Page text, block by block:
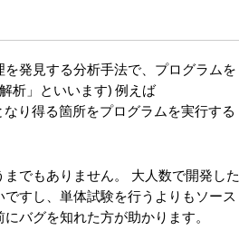
発見する分析手法で、プログラムを
析」といいます) 例えば
り得る箇所をプログラムを実行する
でもありません。 大人数で開発した
すし、単体試験を行うよりもソース
バグを知れた方が助かります。